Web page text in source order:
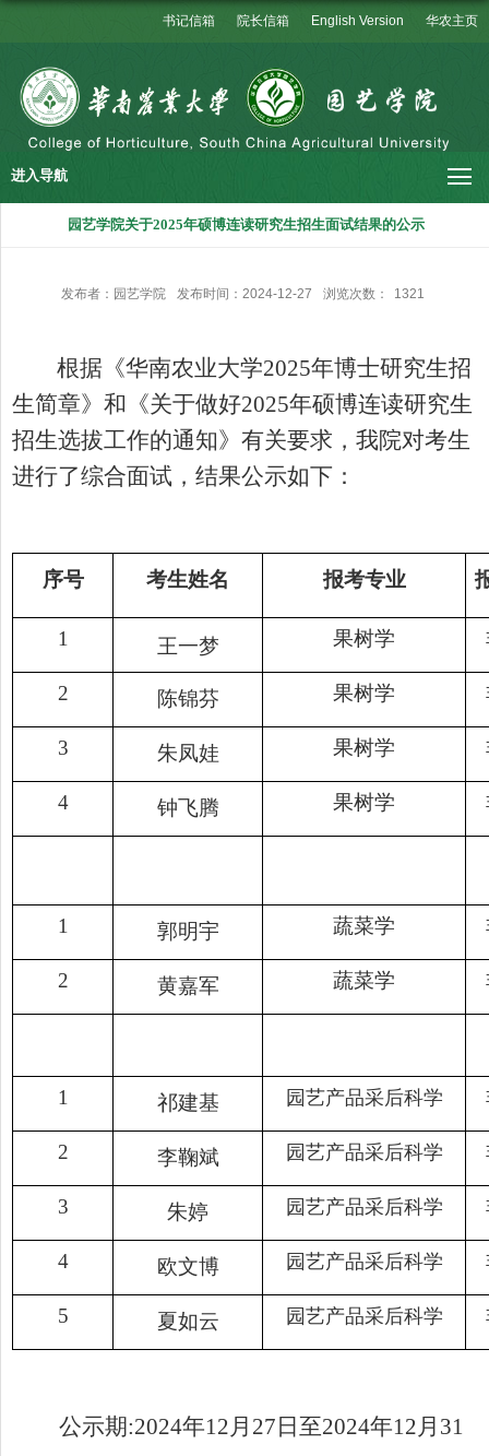
书记信箱 院长信箱 English Version 华农主页
进入导航
园艺学院关于2025年硕博连读研究生招生面试结果的公示
发布者：园艺学院 发布时间：2024-12-27 浏览次数： 1321
根据《华南农业大学2025年博士研究生招
生简章》和《关于做好2025年硕博连读研究生
招生选拔工作的通知》有关要求，我院对考生
进行了综合面试，结果公示如下：
序号 考生姓名 报考专业
1 王一梦 果树学
2 陈锦芬 果树学
3 朱凤娃 果树学
4 钟飞腾 果树学
1 郭明宇 蔬菜学
2 黄嘉军 蔬菜学
1 祁建基 园艺产品采后科学
2 李鞠斌 园艺产品采后科学
3 朱婷 园艺产品采后科学
4 欧文博 园艺产品采后科学
5 夏如云 园艺产品采后科学
公示期:2024年12月 27 日至2024年12月 31